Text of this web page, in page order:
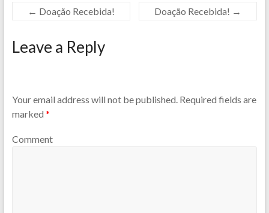
← Doação Recebida! Doação Recebida! →
Leave a Reply
Your email address will not be published.Required fields are
marked *
Comment